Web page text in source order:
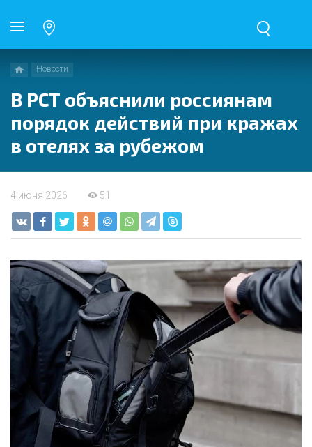
Новости
В РСТ объяснили россиянам
порядок действий при кражах
в отелях за рубежом
4 июня 2026 51